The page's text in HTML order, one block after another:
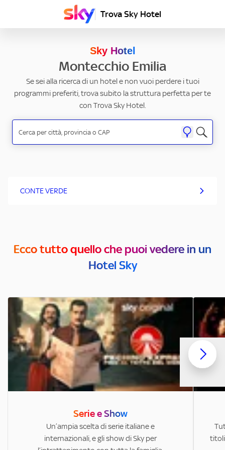
Trova Sky Hotel
Sky Hotel
Montecchio Emilia
Se sei alla ricerca di un hotel e non vuoi perdere i tuoi
programmi preferiti, trova subito la struttura perfetta per te
con Trova Sky Hotel.
CONTE VERDE
Ecco tutto quello che puoi vedere in un
Hotel Sky
Serie e Show
Un’ampia scelta di serie italiane e
internazionali, e gli show di Sky per
titoli